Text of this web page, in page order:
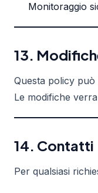
Monitoraggio
13.
Questa policy può
Le modifiche
14. Contatti
Per qualsiasi